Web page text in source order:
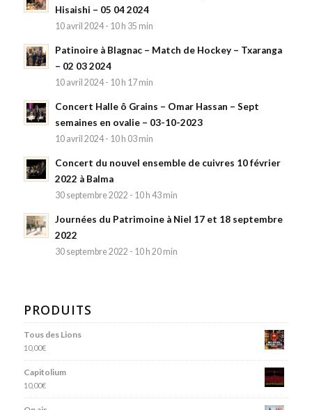
Hisaishi – 05 04 2024
10 avril 2024 - 10 h 35 min
Patinoire à Blagnac – Match de Hockey – Txaranga
– 02 03 2024
10 avril 2024 - 10 h 17 min
Concert Halle ô Grains – Omar Hassan – Sept
semaines en ovalie – 03-10-2023
10 avril 2024 - 10 h 03 min
Concert du nouvel ensemble de cuivres 10 février
2022 à Balma
30 septembre 2022 - 10 h 43 min
Journées du Patrimoine à Niel 17 et 18 septembre
2022
30 septembre 2022 - 10 h 20 min
PRODUITS
Tous des Lions
10,00€
Capitolium
10,00€